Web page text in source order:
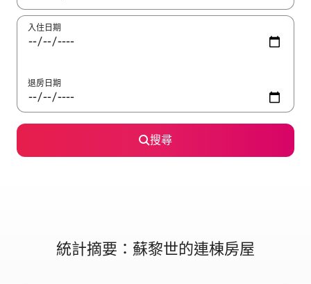
入住日期
退房日期
搜尋
統計摘要：蘇黎世的連棟房屋